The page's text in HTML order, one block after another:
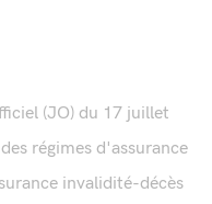
(JO) du 17 juillet
régimes d'assurance
invalidité-décès